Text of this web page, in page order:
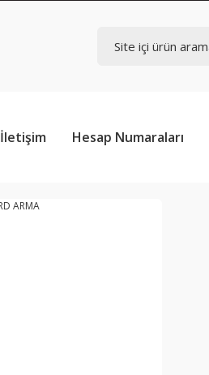
İletişim Hesap Numaraları